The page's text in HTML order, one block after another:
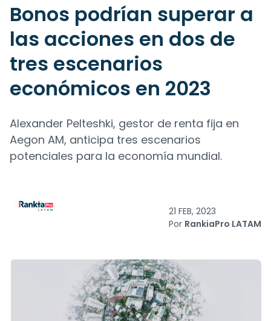
Bonos podrían superar a
las acciones en dos de
tres escenarios
económicos en 2023
Alexander Pelteshki, gestor de renta fija en
Aegon AM, anticipa tres escenarios
potenciales para la economía mundial.
21 FEB, 2023
Por RankiaPro LATAM